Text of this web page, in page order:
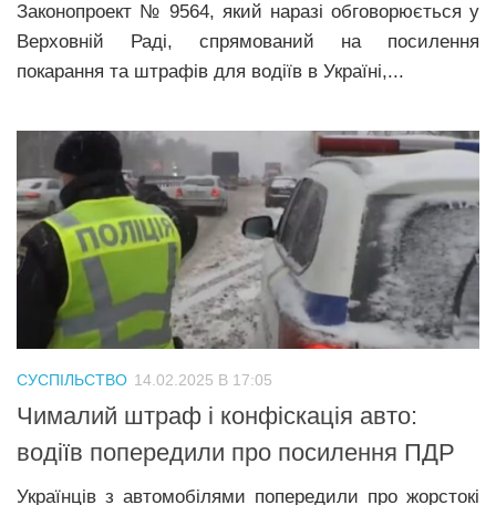
Законопроект № 9564, який наразі обговорюється у
Верховній Раді, спрямований на посилення
покарання та штрафів для водіїв в Україні,...
СУСПІЛЬСТВО 14.02.2025 В 17:05
Чималий штраф і конфіскація авто:
водіїв попередили про посилення ПДР
Українців з автомобілями попередили про жорстокі